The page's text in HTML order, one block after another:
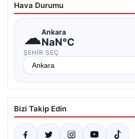
Hava Durumu
☁Ankara
NaN°C
ŞEHIR SEÇ
Bizi Takip Edin